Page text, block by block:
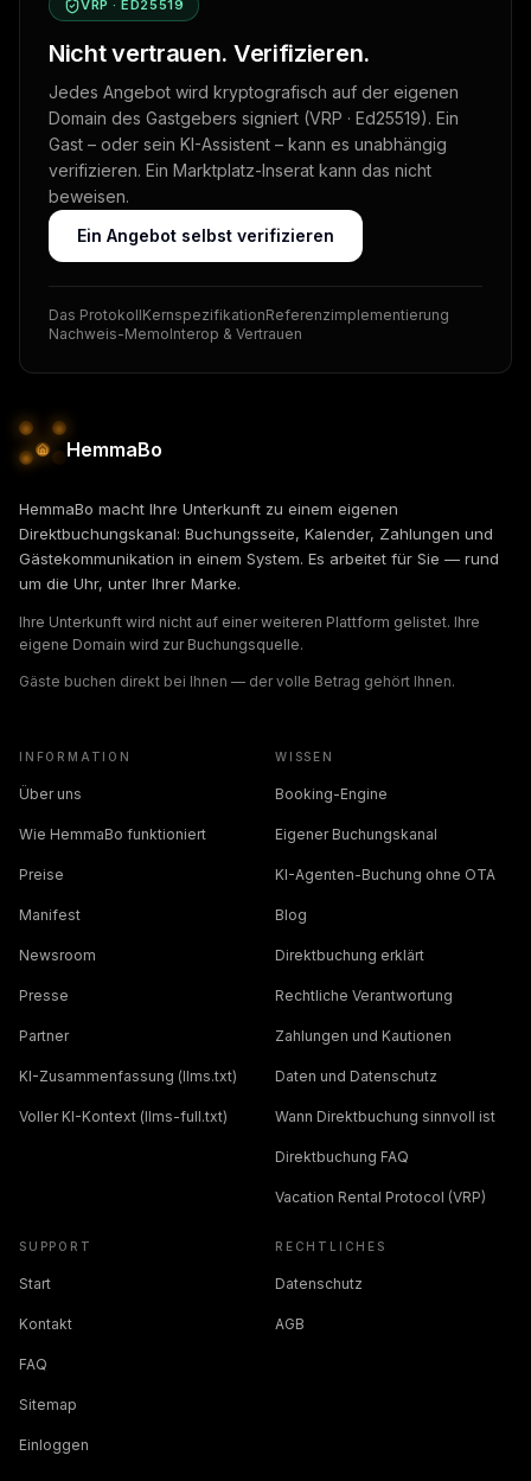
VRP · ED25519
Nicht vertrauen. Verifizieren.
Jedes Angebot wird kryptografisch auf der eigenen
Domain des Gastgebers signiert (VRP · Ed25519). Ein
Gast – oder sein KI-Assistent – kann es unabhängig
verifizieren. Ein Marktplatz-Inserat kann das nicht
beweisen.
Ein Angebot selbst verifizieren
Das ProtokollKernspezifikationReferenzimplementierung
Nachweis-MemoInterop & Vertrauen
HemmaBo
HemmaBo macht Ihre Unterkunft zu einem eigenen
Direktbuchungskanal: Buchungsseite, Kalender, Zahlungen und
Gästekommunikation in einem System. Es arbeitet für Sie — rund
um die Uhr, unter Ihrer Marke.
Ihre Unterkunft wird nicht auf einer weiteren Plattform gelistet. Ihre
eigene Domain wird zur Buchungsquelle.
Gäste buchen direkt bei Ihnen — der volle Betrag gehört Ihnen.
INFORMATION
Über uns
Wie HemmaBo funktioniert
Preise
Manifest
Newsroom
Presse
Partner
KI-Zusammenfassung (llms.txt)
Voller KI-Kontext (llms-full.txt)
WISSEN
Booking-Engine
Eigener Buchungskanal
KI-Agenten-Buchung ohne OTA
Blog
Direktbuchung erklärt
Rechtliche Verantwortung
Zahlungen und Kautionen
Daten und Datenschutz
Wann Direktbuchung sinnvoll ist
Direktbuchung FAQ
Vacation Rental Protocol (VRP)
SUPPORT
Start
Kontakt
FAQ
Sitemap
Einloggen
RECHTLICHES
Datenschutz
AGB